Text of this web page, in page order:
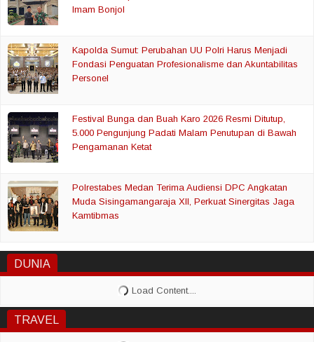
Imam Bonjol
Kapolda Sumut: Perubahan UU Polri Harus Menjadi
Fondasi Penguatan Profesionalisme dan Akuntabilitas
Personel
Festival Bunga dan Buah Karo 2026 Resmi Ditutup,
5.000 Pengunjung Padati Malam Penutupan di Bawah
Pengamanan Ketat
Polrestabes Medan Terima Audiensi DPC Angkatan
Muda Sisingamangaraja XII, Perkuat Sinergitas Jaga
Kamtibmas
DUNIA
TRAVEL